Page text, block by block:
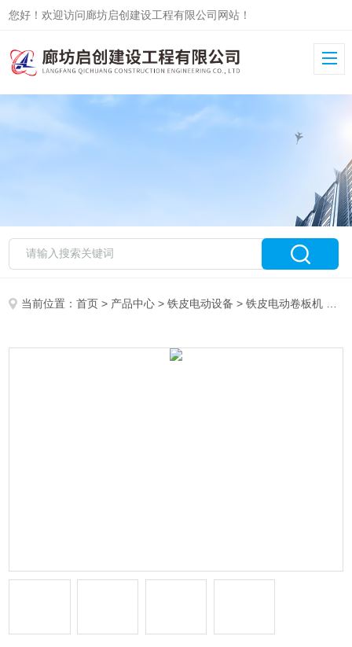
您好！欢迎访问廊坊启创建设工程有限公司网站！
当前位置：首页 > 产品中心 >铁皮电动设备 >铁皮电动卷板机